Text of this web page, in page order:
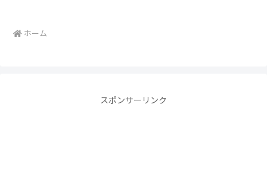
ホーム
スポンサーリンク